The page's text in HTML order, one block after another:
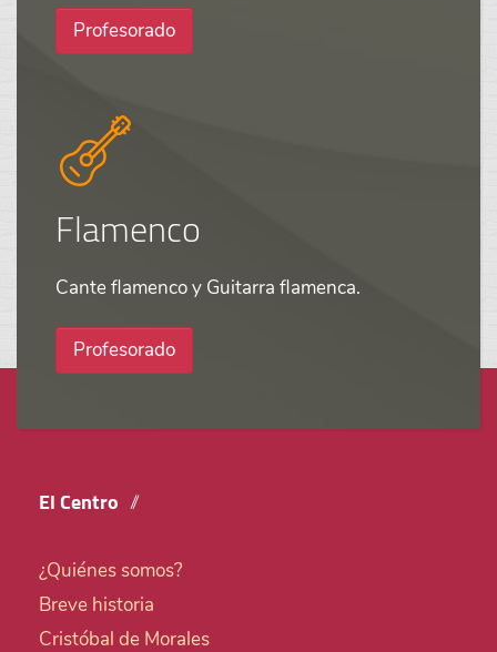
Profesorado
Flamenco
Cante flamenco y Guitarra flamenca.
Profesorado
El Centro
¿Quiénes somos?
Breve historia
Cristóbal de Morales